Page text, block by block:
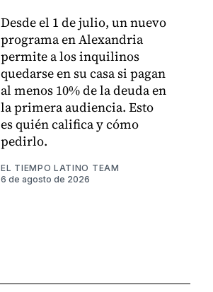
Desde el 1 de julio, un nuevo
programa en Alexandria
permite a los inquilinos
quedarse en su casa si pagan
al menos 10% de la deuda en
la primera audiencia. Esto
es quién califica y cómo
pedirlo.
EL TIEMPO LATINO TEAM
6 de agosto de 2026